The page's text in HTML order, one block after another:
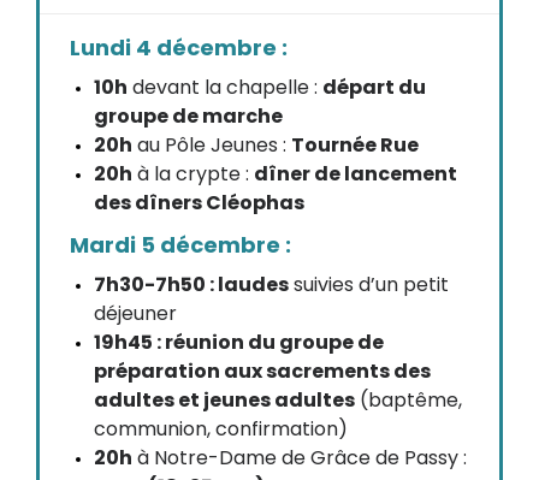
Lundi 4 décembre :
10h devant la chapelle : départ du
groupe de marche
20h au Pôle Jeunes : Tournée Rue
20h à la crypte : dîner de lancement
des dîners Cléophas
Mardi 5 décembre :
7h30-7h50 : laudessuivies d’un petit
déjeuner
19h45 : réunion du groupe de
préparation aux sacrements des
adultes et jeunes adultes (baptême,
communion, confirmation)
20h à Notre-Dame de Grâce de Passy :